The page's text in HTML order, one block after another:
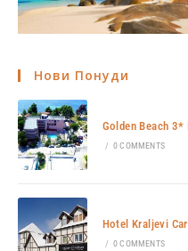
Нови Понуди
Golden Beach
/ 0 COMMENTS
Hotel Kraljevi
/ 0 COMMENTS